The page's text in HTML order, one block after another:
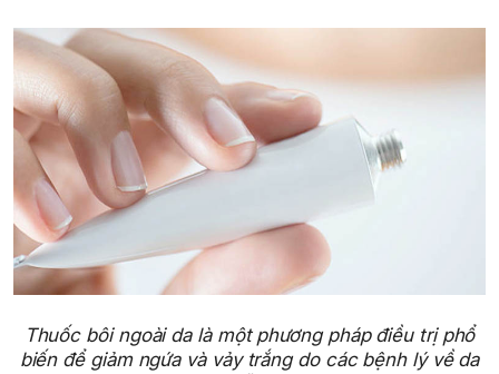
Thuốc bôi ngoài da là một phương pháp điều trị phổ
biến để giảm ngứa và vảy trắng do các bệnh lý về da